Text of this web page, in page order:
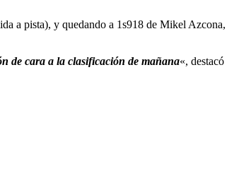
a pista), y quedando a 1s918 de Mikel Azcona,
de cara a la clasificación de mañana«, destacó